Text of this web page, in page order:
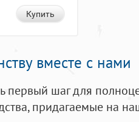
Купить
вместе с нами
первый шаг для
придагаемые на